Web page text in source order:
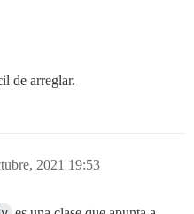
de arreglar.
2021 19:53